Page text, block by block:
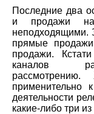
Последние два
и продажи на
неподходящими.
прямые
продажи.
каналов
деятельности
какие-либо три из